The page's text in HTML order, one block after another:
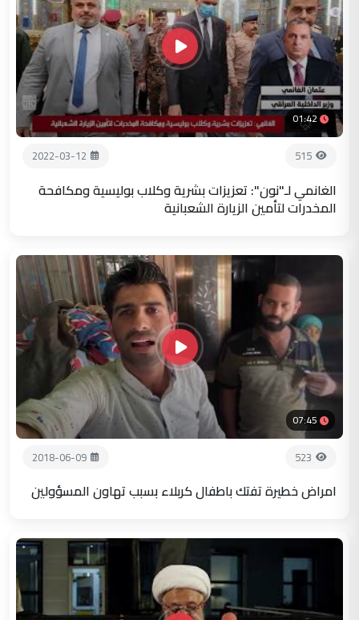
01:42
515
2022-03-12
الغانمي لـ"نون": تعزيزات بشرية وكلاب بوليسية ومكافحة
المخدرات لتأمين الزيارة الشعبانية
07:45
523
2018-06-09
امراض خطيرة تفتك باطفال كربلاء بسبب تهاون المسؤولين